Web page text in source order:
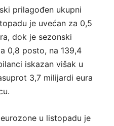
prilagođen ukupni
je uvećan za 0,5
dok je sezonski
0,8 posto, na 139,4
iskazan višak u
3,7 milijardi eura
u listopadu je